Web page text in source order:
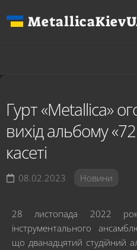
до
Гурт «Metallica»
вихід альбому
касеті
08.02.2023 Новини
28 листопада 2022
інструментального
що дванадцятий студійний